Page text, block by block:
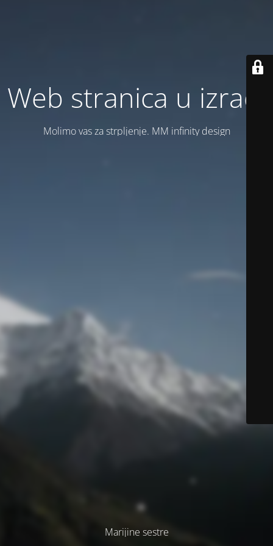
Web stranica u izradi
Molimo vas za strpljenje. MM infinity design
Marijine sestre